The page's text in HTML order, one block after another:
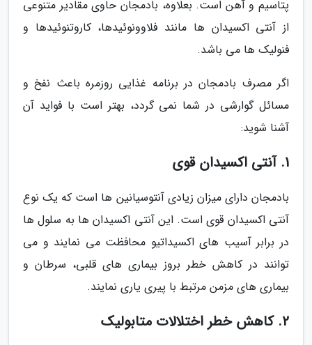
پتاسیم و آهن است. بعلاوه، بادمجان حاوی مقادیر متنوعی
از آنتی اکسیدان ها مانند فلاوونوئیدها، کاروتنوئیدها و
فنولیک ها می باشد.
اگر مصرف بادمجان در برنامه غذایی روزمره باعث نفخ و
مسائل گوارشی در شما نمی گردد، بهتر است با فواید آن
آشنا شوید:
1. آنتی اکسیدان قوی
بادمجان دارای میزان زیادی آنتوسیانین ها است که یک نوع
آنتی اکسیدان قوی است. این آنتی اکسیدان ها به سلول ها
در برابر آسیب های اکسیداتیو محافظت می نمایند و می
توانند در کاهش خطر بروز بیماری های قلبی، سرطان و
بیماری های مزمن مرتبط با پیری یاری نمایند.
2. کاهش خطر اختلالات متابولیک